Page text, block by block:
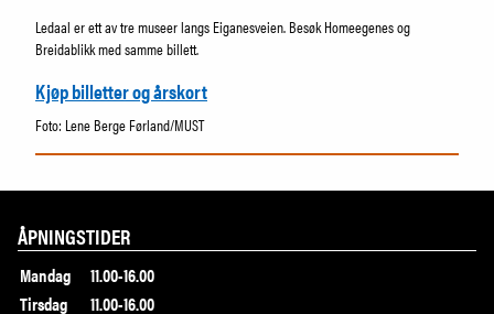
Ledaal er ett av tre museer langs Eiganesveien. Besøk Homeegenes og
Breidablikk med samme billett.
Kjøp billetter og årskort
Foto: Lene Berge Førland/MUST
ÅPNINGSTIDER
Mandag
11.00-16.00
Tirsdag
11.00-16.00